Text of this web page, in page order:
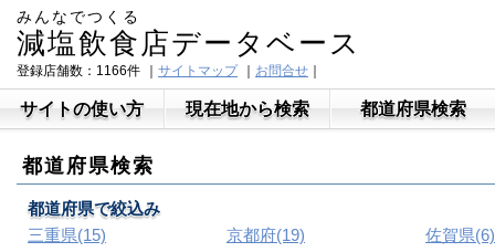
みんなでつくる
減塩飲食店データベース
登録店舗数：1166件 サイトマップ お問合せ
サイトの使い方 現在地から検索 都道府県検索
都道府県検索
都道府県で絞込み
三重県(15)
京都府(19)
佐賀県(6)